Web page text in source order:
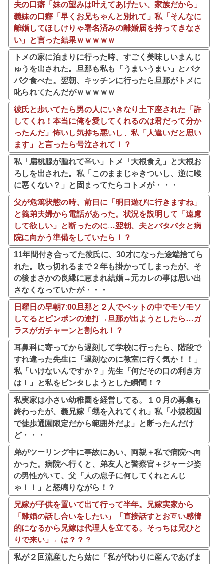
夫の口癖「妹の望みは叶えてあげたい、家族だから」
義妹の口癖「早くお兄ちゃんと別れて」私「そんなに
離婚してほしけりゃ署名済みの離婚届を持ってきなさ
い」と言った結果ｗｗｗｗｗ
トメの家に泊まりに行った時、すごく美味しいまんじ
ゅうを出された。旦那も私も「うまいうまい」とパク
パク食べた。翌朝、キッチンに行ったら旦那がトメに
叱られてたんだがｗｗｗｗｗ
彼氏と歩いてたら男の人にいきなり土下座された「許
してくれ！本当に俺を愛してくれるのは君だって分か
ったんだ」怖いし気持ち悪いし、私「人違いだと思い
ます」と言ったら号泣されて！？
私「扁桃腺が腫れて辛い」トメ「大根食え」と大根お
ろしを出された。私「このままじゃきついし、逆に喉
に悪くない？」と固まってたらコトメが・・・
父が危篤状態の時、前日に「明日遊びに行きますね」
と義弟夫婦から電話があった。状況を説明して「遠慮
して欲しい」と断ったのに…翌朝、夫とバタバタと病
院に向かう準備をしていたら！？
11年間付き合ってた彼氏に、30才になった途端捨てら
れた。吹っ切れるまで２年も掛かってしまったが、そ
の後まさかの良縁に恵まれ結婚→元カレの事は思い出
さなくなっていたが・・・
日曜日の早朝7:00旦那と２人でベットの中でモソモソ
してるとピンポンの連打→旦那が出ようとしたら…ガ
ラスがガチャーンと割られ！？
耳鼻科に寄ってから遅刻して学校に行ったら、階段で
すれ違った先生に「遅刻なのに教室に行く気か！！」
私「いけないんですか？」先生「何だその口の利き方
は！」と私をビンタしようとした瞬間！？
私実家は小さい幼稚園を経営してる。１０月の募集も
終わったが、義兄嫁「甥を入れてくれ」私「小規模園
で徒歩通園限定だから範囲外だよ」と断ったんだけ
ど・・・
弟がツーリング中に事故にあい、両親＋私で病院へ向
かった。病院へ行くと、弟友人と警察官＋ジャージ姿
の男性がいて、父「人の息子に何してくれとんじ
ゃ！！」と怒鳴りながら！？
兄嫁が子供を置いて出て行って半年。兄嫁実家から
「離婚の話し合いをしたい」「直接話すとお互い感情
的になるから兄嫁は代理人を立てる。そっちは兄ひと
りで来い」←は？？？
私が２回流産したら姑に「私が代わりに産んであげま